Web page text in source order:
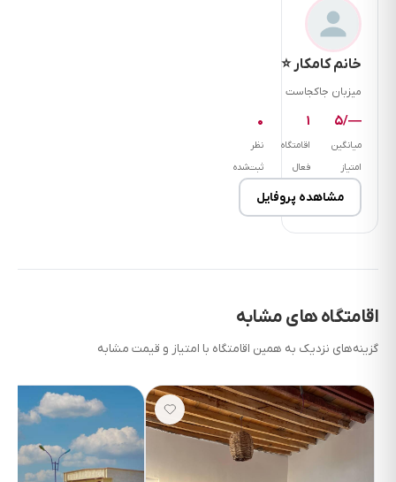
خانم کامکار ⭐
میزبان جاکجاست
—/۵
میانگین
امتیاز
۱
اقامتگاه
فعال
۰
نظر
ثبت‌شده
مشاهده پروفایل
اقامتگاه های مشابه
گزینه‌های نزدیک به همین اقامتگاه با امتیاز و قیمت مشابه